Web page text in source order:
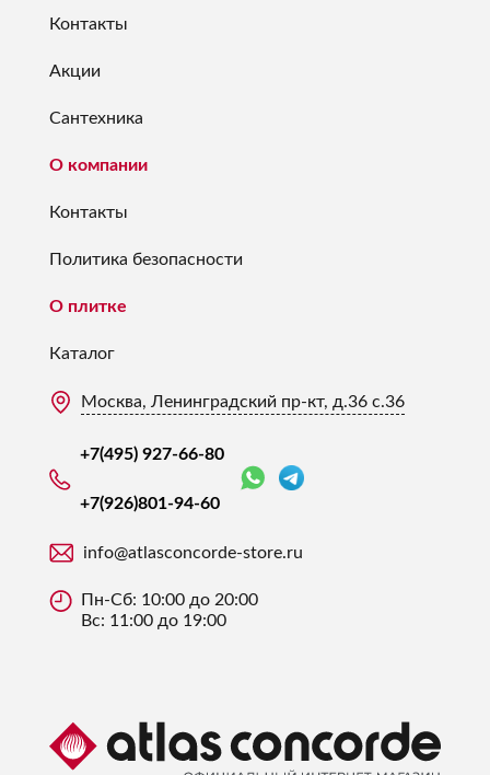
Контакты
Акции
Сантехника
О компании
Контакты
Политика безопасности
О плитке
Каталог
Москва, Ленинградский пр-кт, д.36 с.36
+7(495) 927-66-80
+7(926)801-94-60
info@atlasconcorde-store.ru
Пн-Сб: 10:00 до 20:00
Вс: 11:00 до 19:00